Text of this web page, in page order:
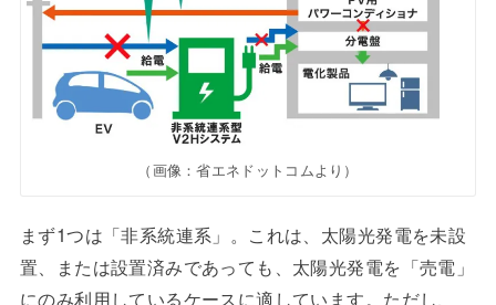
（画像：省エネドットコムより）
まず1つは「非系統連系」。これは、太陽光発電を未設
置、または設置済みであっても、太陽光発電を「売電」
にのみ利用しているケースに適しています。ただし、